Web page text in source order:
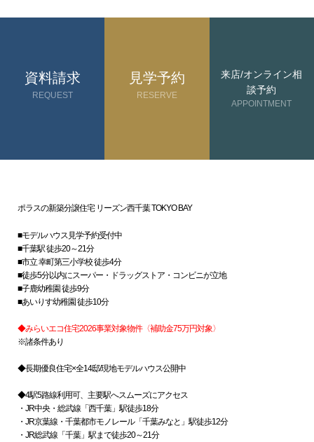
資料請求
REQUEST
見学予約
RESERVE
来店/オンライン相
談予約
APPOINTMENT
ポラスの新築分譲住宅 リーズン西千葉 TOKYO BAY
■モデルハウス見学予約受付中
■千葉駅 徒歩20～21分
■市立 幸町第三小学校 徒歩4分
■徒歩5分以内にスーパー・ドラッグストア・コンビニが立地
■子鹿幼稚園 徒歩9分
■あいりす幼稚園 徒歩10分
◆みらいエコ住宅2026事業対象物件〈補助金75万円対象〉
※諸条件あり
◆長期優良住宅×全14邸/現地モデルハウス公開中
◆4駅5路線利用可、主要駅へスムーズにアクセス
・JR中央・総武線「西千葉」駅徒歩18分
・JR京葉線・千葉都市モノレール「千葉みなと」駅徒歩12分
・JR総武線「千葉」駅まで徒歩20～21分